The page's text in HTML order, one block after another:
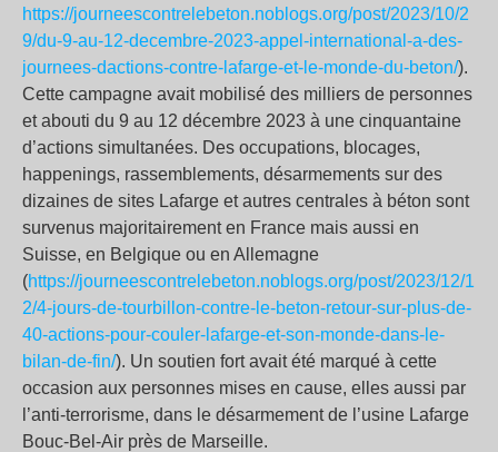
https://journeescontrelebeton.noblogs.org/post/2023/10/2
9/du-9-au-12-decembre-2023-appel-international-a-des-
journees-dactions-contre-lafarge-et-le-monde-du-beton/).
Cette campagne avait mobilisé des milliers de personnes
et abouti du 9 au 12 décembre 2023 à une cinquantaine
d’actions simultanées. Des occupations, blocages,
happenings, rassemblements, désarmements sur des
dizaines de sites Lafarge et autres centrales à béton sont
survenus majoritairement en France mais aussi en
Suisse, en Belgique ou en Allemagne
(https://journeescontrelebeton.noblogs.org/post/2023/12/1
2/4-jours-de-tourbillon-contre-le-beton-retour-sur-plus-de-
40-actions-pour-couler-lafarge-et-son-monde-dans-le-
bilan-de-fin/). Un soutien fort avait été marqué à cette
occasion aux personnes mises en cause, elles aussi par
l’anti-terrorisme, dans le désarmement de l’usine Lafarge
Bouc-Bel-Air près de Marseille.